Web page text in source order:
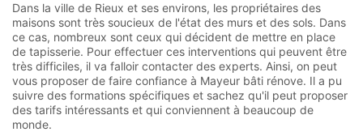
Dans la ville de Rieux et ses environs, les propriétaires des
maisons sont très soucieux de l'état des murs et des sols. Dans
ce cas, nombreux sont ceux qui décident de mettre en place
de tapisserie. Pour effectuer ces interventions qui peuvent être
très difficiles, il va falloir contacter des experts. Ainsi, on peut
vous proposer de faire confiance à Mayeur bâti rénove. Il a pu
suivre des formations spécifiques et sachez qu'il peut proposer
des tarifs intéressants et qui conviennent à beaucoup de
monde.